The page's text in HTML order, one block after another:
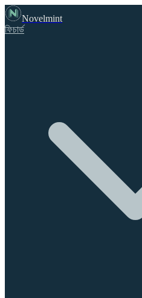
Novelmint
ফিচার্ড